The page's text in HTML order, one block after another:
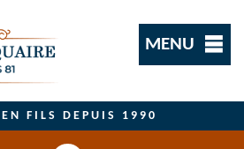
MENU
EN FILS DEPUIS 1990